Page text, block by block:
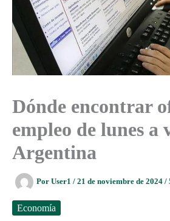
Dónde encontrar
empleo de lunes a
Argentina
Por User1 / 21 de noviembre de 2024 /
Economía